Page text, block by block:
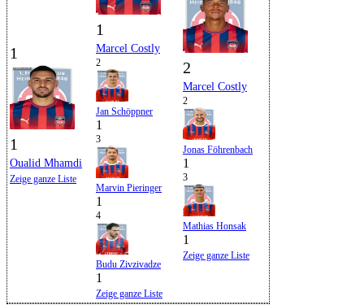
1
1
Oualid Mhamdi
Zeige ganze Liste
1
Marcel Costly
2
Jan Schöppner
1
3
Marvin Pieringer
1
4
Budu Zivzivadze
1
Zeige ganze Liste
2
Marcel Costly
2
Jonas Föhrenbach
1
3
Mathias Honsak
1
Zeige ganze Liste